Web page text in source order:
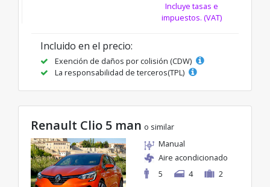
Incluye tasas e
impuestos. (VAT)
Incluido en el precio:
Exención de daños por colisión (CDW)
La responsabilidad de terceros(TPL)
Renault Clio 5 man o similar
Manual
Aire acondicionado
5
4 2